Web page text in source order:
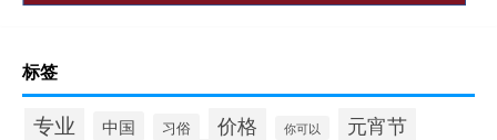
标签
专业 中国 习俗 价格 你可以 元宵节